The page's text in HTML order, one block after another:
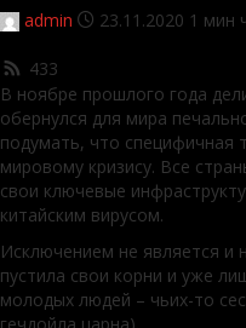
admin 23.11.2020 1 мин
433
В ноябре прошлого года
обернулся для мира
подумать, что специфичная
мировому кризису. Все
свои ключевые
китайским вирусом.
Исключением не является и
пустила свои корни и уже
молодых людей – чьих-то